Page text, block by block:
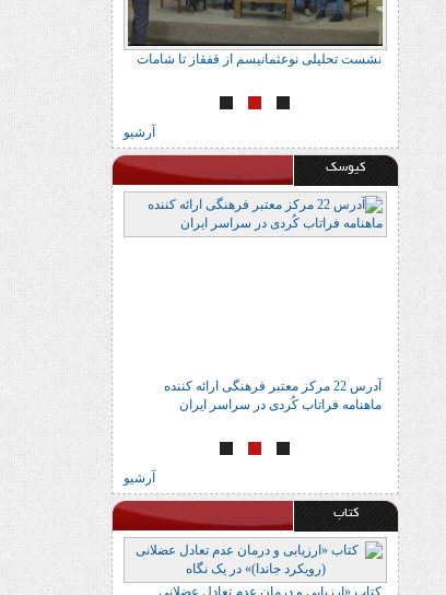
نشست تحلیلی نشست تحلیلی نوعثمانیسم از قفقاز تا شامات
آرشیو
کیوسک
انتشار شماره
آدرس 22 مرکز معتبر فرهنگی ارائه کننده
ماهنامه فراتاب کُردی در سراسر ایران
آرشیو
کتاب
کتاب «ارزیابی و درمان عدم تعادل عضلانی